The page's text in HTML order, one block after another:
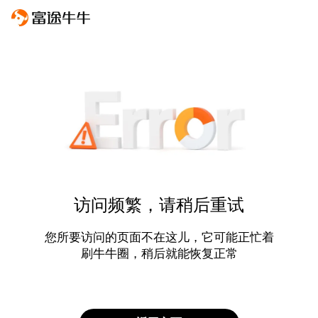
访问频繁，请稍后重试
您所要访问的页面不在这儿，它可能正忙着
刷牛牛圈，稍后就能恢复正常